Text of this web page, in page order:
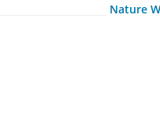
Nature